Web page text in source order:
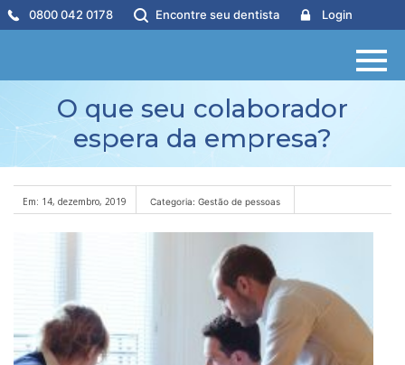
0800 042 0178 Encontre seu dentista Login
O que seu colaborador
espera da empresa?
Em: 14, dezembro, 2019 Categoria: Gestão de pessoas